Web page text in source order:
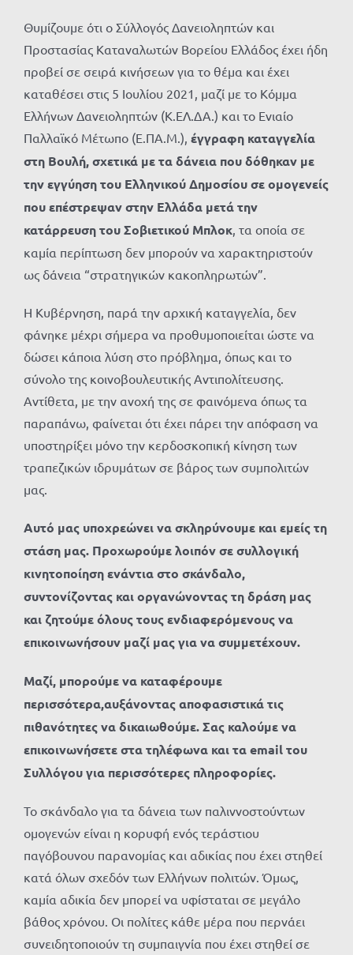
Θυμίζουμε ότι ο Σύλλογός Δανειοληπτών και
Προστασίας Καταναλωτών Βορείου Ελλάδος έχει ήδη
προβεί σε σειρά κινήσεων για το θέμα και έχει
καταθέσει στις 5 Ιουλίου 2021, μαζί με το Κόμμα
Ελλήνων Δανειοληπτών (Κ.ΕΛ.ΔΑ.) και το Ενιαίο
Παλλαϊκό Μέτωπο (Ε.ΠΑ.Μ.), έγγραφη καταγγελία
στη Βουλή, σχετικά με τα δάνεια που δόθηκαν με
την εγγύηση του Ελληνικού Δημοσίου σε ομογενείς
που επέστρεψαν στην Ελλάδα μετά την
κατάρρευση του Σοβιετικού Μπλοκ, τα οποία σε
καμία περίπτωση δεν μπορούν να χαρακτηριστούν
ως δάνεια “στρατηγικών κακοπληρωτών”.
Η Κυβέρνηση, παρά την αρχική καταγγελία, δεν
φάνηκε μέχρι σήμερα να προθυμοποιείται ώστε να
δώσει κάποια λύση στο πρόβλημα, όπως και το
σύνολο της κοινοβουλευτικής Αντιπολίτευσης.
Αντίθετα, με την ανοχή της σε φαινόμενα όπως τα
παραπάνω, φαίνεται ότι έχει πάρει την απόφαση να
υποστηρίξει μόνο την κερδοσκοπική κίνηση των
τραπεζικών ιδρυμάτων σε βάρος των συμπολιτών
μας.
Αυτό μας υποχρεώνει να σκληρύνουμε και εμείς τη
στάση μας. Προχωρούμε λοιπόν σε συλλογική
κινητοποίηση ενάντια στο σκάνδαλο,
συντονίζοντας και οργανώνοντας τη δράση μας
και ζητούμε όλους τους ενδιαφερόμενους να
επικοινωνήσουν μαζί μας για να συμμετέχουν.
Μαζί, μπορούμε να καταφέρουμε
περισσότερα,αυξάνοντας αποφασιστικά τις
πιθανότητες να δικαιωθούμε. Σας καλούμε να
επικοινωνήσετε στα τηλέφωνα και τα email του
Συλλόγου για περισσότερες πληροφορίες.
Το σκάνδαλο για τα δάνεια των παλιννοστούντων
ομογενών είναι η κορυφή ενός τεράστιου
παγόβουνου παρανομίας και αδικίας που έχει στηθεί
κατά όλων σχεδόν των Ελλήνων πολιτών. Όμως,
καμία αδικία δεν μπορεί να υφίσταται σε μεγάλο
βάθος χρόνου. Οι πολίτες κάθε μέρα που περνάει
συνειδητοποιούν τη συμπαιγνία που έχει στηθεί σε